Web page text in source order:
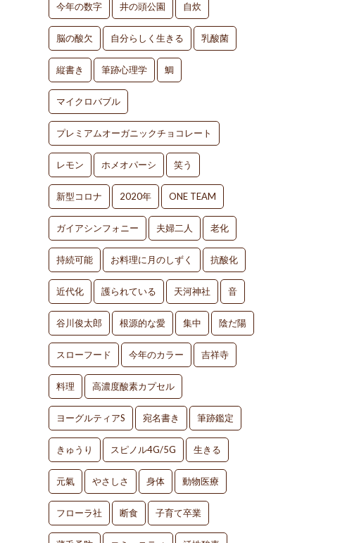
今年の数字 井の頭公園 自炊
脳の酸欠 自分らしく生きる 乳酸菌
縦書き 筆跡心理学 鯛
マイクロバブル
プレミアムオーガニックチョコレート
レモン ホメオパーシ 笑う
新型コロナ 2020年 ONE TEAM
ガイアシンフォニー 夫婦二人 老化
持続可能 お料理に月のしずく 抗酸化
近代化 護られている 天河神社 音
谷川俊太郎 根源的な愛 集中 陰だ陽
スローフード 今年のカラー 吉祥寺
料理 高濃度酸素カプセル
ヨーグルティアS 宛名書き 筆跡鑑定
きゅうり スピノル4G/5G 生きる
元氣 やさしさ 身体 動物医療
フローラ社 断食 子育て卒業